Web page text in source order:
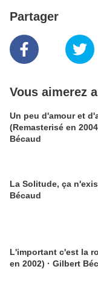
Partager
Vous aimerez
Un peu d'amour et
(Remasterisé en
Bécaud
La Solitude, ça
Bécaud
L'important c'est la
en 2002) · Gilbert